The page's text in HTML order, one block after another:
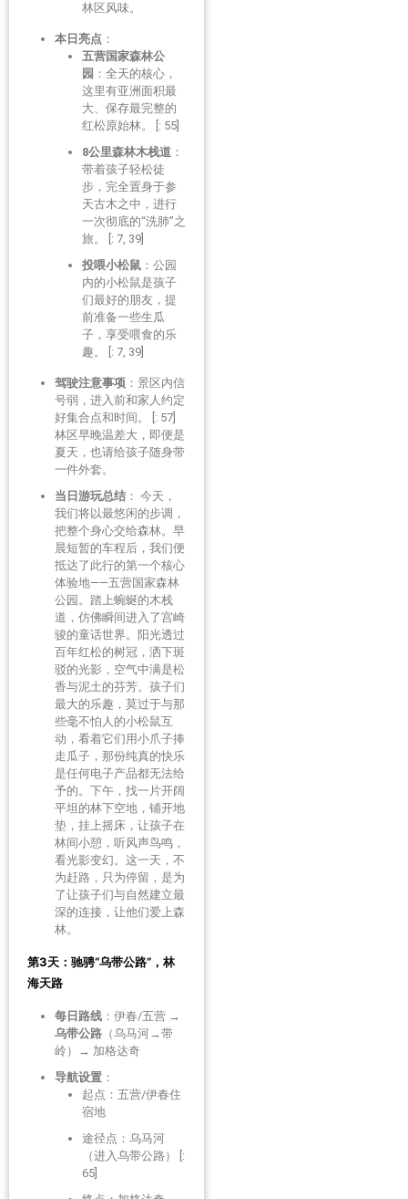
林区风味。
本日亮点 ：
五营国家森林公
园 ：全天的核心，
这里有亚洲面积最
大、保存最完整的
红松原始林。 [: 55]
8公里森林木栈道 ：
带着孩子轻松徒
步，完全置身于参
天古木之中，进行
一次彻底的“洗肺”之
旅。 [: 7, 39]
投喂小松鼠 ：公园
内的小松鼠是孩子
们最好的朋友，提
前准备一些生瓜
子，享受喂食的乐
趣。 [: 7, 39]
驾驶注意事项 ：景区内信
号弱，进入前和家人约定
好集合点和时间。 [: 57]
林区早晚温差大，即便是
夏天，也请给孩子随身带
一件外套。
当日游玩总结 ： 今天，
我们将以最悠闲的步调，
把整个身心交给森林。早
晨短暂的车程后，我们便
抵达了此行的第一个核心
体验地——五营国家森林
公园。踏上蜿蜒的木栈
道，仿佛瞬间进入了宫崎
骏的童话世界。阳光透过
百年红松的树冠，洒下斑
驳的光影，空气中满是松
香与泥土的芬芳。孩子们
最大的乐趣，莫过于与那
些毫不怕人的小松鼠互
动，看着它们用小爪子捧
走瓜子，那份纯真的快乐
是任何电子产品都无法给
予的。下午，找一片开阔
平坦的林下空地，铺开地
垫，挂上摇床，让孩子在
林间小憩，听风声鸟鸣，
看光影变幻。这一天，不
为赶路，只为停留，是为
了让孩子们与自然建立最
深的连接，让他们爱上森
林。
第3天：驰骋“乌带公路”，林
海天路
每日路线 ：伊春/五营 →
乌带公路 （乌马河→带
岭）→ 加格达奇
导航设置 ：
起点：五营/伊春住
宿地
途径点：乌马河
（进入乌带公路） [:
65]